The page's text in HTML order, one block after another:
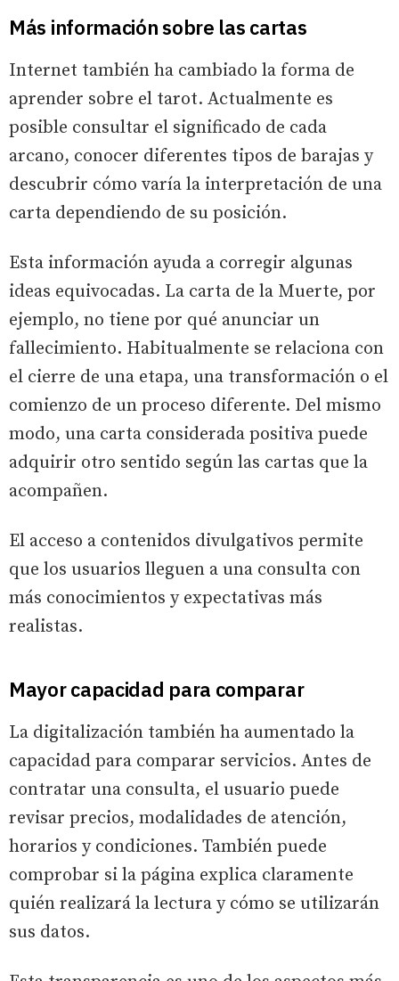
Más información sobre las cartas
Internet también ha cambiado la forma de
aprender sobre el tarot. Actualmente es
posible consultar el significado de cada
arcano, conocer diferentes tipos de barajas y
descubrir cómo varía la interpretación de una
carta dependiendo de su posición.
Esta información ayuda a corregir algunas
ideas equivocadas. La carta de la Muerte, por
ejemplo, no tiene por qué anunciar un
fallecimiento. Habitualmente se relaciona con
el cierre de una etapa, una transformación o el
comienzo de un proceso diferente. Del mismo
modo, una carta considerada positiva puede
adquirir otro sentido según las cartas que la
acompañen.
El acceso a contenidos divulgativos permite
que los usuarios lleguen a una consulta con
más conocimientos y expectativas más
realistas.
Mayor capacidad para comparar
La digitalización también ha aumentado la
capacidad para comparar servicios. Antes de
contratar una consulta, el usuario puede
revisar precios, modalidades de atención,
horarios y condiciones. También puede
comprobar si la página explica claramente
quién realizará la lectura y cómo se utilizarán
sus datos.